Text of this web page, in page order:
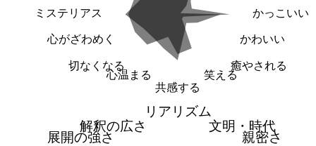
かっこいい
かわいい
癒やされる
笑える
共感する
心温まる
切なくなる
心がざわめく
ミステリアス
リアリズム
文明・時代
親密さ
展開の強さ
解釈の広さ